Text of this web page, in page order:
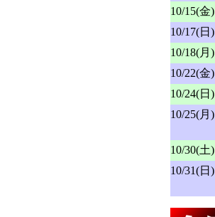
10/15(金)
10/17(日)
10/18(月)
10/22(金)
10/24(日)
10/25(月)
10/30(土)
10/31(日)